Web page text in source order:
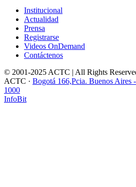
Institucional
Actualidad
Prensa
Registrarse
Videos OnDemand
Contáctenos
© 2001-2025 ACTC | All Rights
ACTC · Bogotá 166,Pcia. Buenos Aires
1000
InfoBit